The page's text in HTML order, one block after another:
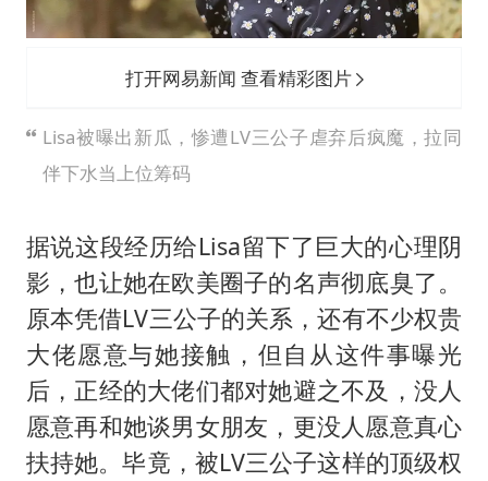
打开网易新闻 查看精彩图片
Lisa被曝出新瓜，惨遭LV三公子虐弃后疯魔，拉同
伴下水当上位筹码
据说这段经历给Lisa留下了巨大的心理阴
影，也让她在欧美圈子的名声彻底臭了。
原本凭借LV三公子的关系，还有不少权贵
大佬愿意与她接触，但自从这件事曝光
后，正经的大佬们都对她避之不及，没人
愿意再和她谈男女朋友，更没人愿意真心
扶持她。毕竟，被LV三公子这样的顶级权